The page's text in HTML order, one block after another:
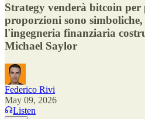
Strategy venderà bitcoin
proporzioni sono
l'ingegneria finanziaria
Michael Saylor
Federico Rivi
May 09, 2026
Listen